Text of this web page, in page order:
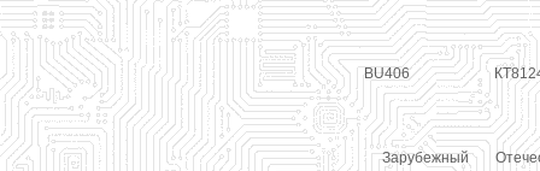
BU406
Зарубежный